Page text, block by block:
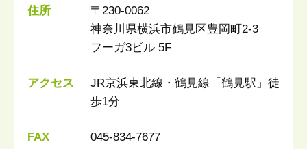
住所
〒230-0062
神奈川県横浜市鶴見区豊岡町2-3
フーガ3ビル 5F
アクセス
JR京浜東北線・鶴見線「鶴見駅」徒
歩1分
FAX 045-834-7677